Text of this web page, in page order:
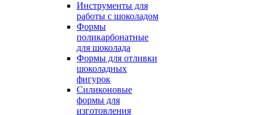
Инструменты для
работы с шоколадом
Формы
поликарбонатные
для шоколада
Формы для отливки
шоколадных
фигурок
Силиконовые
формы для
изготовления